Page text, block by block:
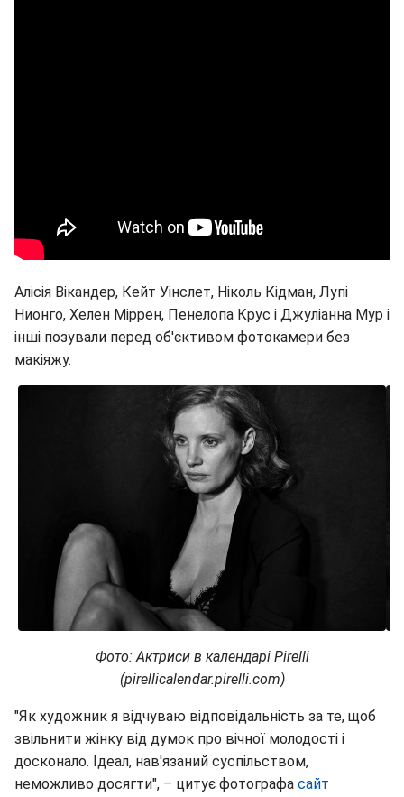
Алісія Вікандер, Кейт Уінслет, Ніколь Кідман, Лупі
Нионго, Хелен Міррен, Пенелопа Крус і Джуліанна Мур і
інші позували перед об'єктивом фотокамери без
макіяжу.
Фото: Актриси в календарі Pirelli
(pirellicalendar.pirelli.com)
"Як художник я відчуваю відповідальність за те, щоб
звільнити жінку від думок про вічної молодості і
досконало. Ідеал, нав'язаний суспільством,
неможливо досягти", – цитує фотографа сайт